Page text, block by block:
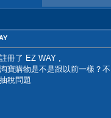
冊了 EZ WAY ,
寶購物是不是跟以前一樣？
稅問題